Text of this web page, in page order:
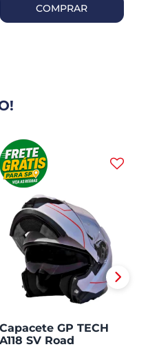
COMPRAR
Capacete GP TECH
A118 SV Road